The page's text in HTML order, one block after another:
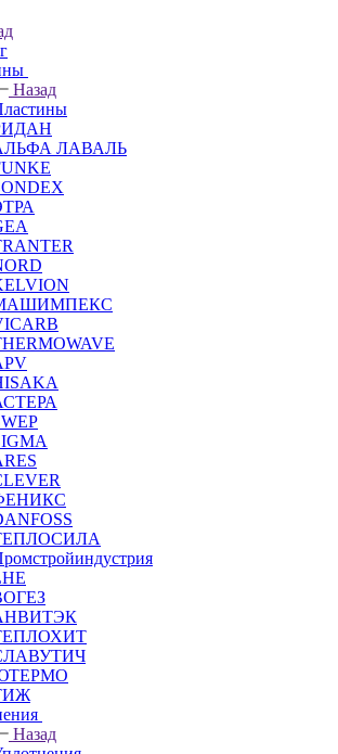
Назад
ЛАВАЛЬ
Назад